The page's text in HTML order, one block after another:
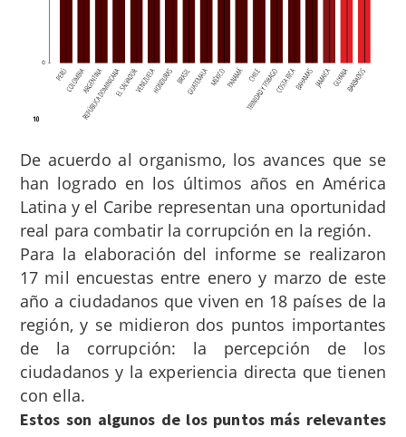
De acuerdo al organismo, los avances que se
han logrado en los últimos años en América
Latina y el Caribe representan una oportunidad
real para combatir la corrupción en la región.
Para la elaboración del informe se realizaron
17 mil encuestas entre enero y marzo de este
año a ciudadanos que viven en 18 países de la
región, y se midieron dos puntos importantes
de la corrupción: la percepción de los
ciudadanos y la experiencia directa que tienen
con ella.
Estos son algunos de los puntos más relevantes